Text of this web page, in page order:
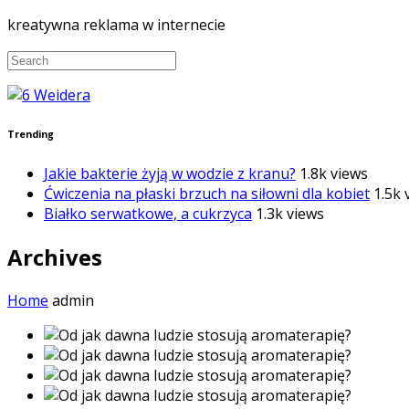
kreatywna reklama w internecie
Trending
Jakie bakterie żyją w wodzie z kranu? 1.8k views
Ćwiczenia na płaski brzuch na siłowni dla kobiet 1.5k
Białko serwatkowe, a cukrzyca 1.3k views
Archives
Home admin